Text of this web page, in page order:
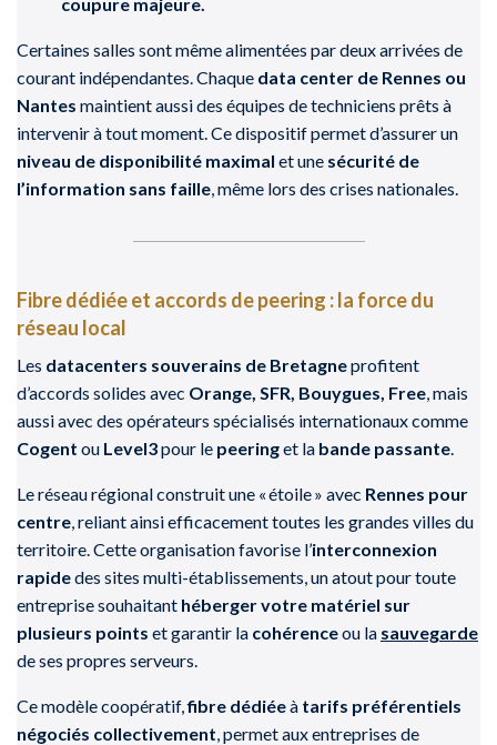
Certaines salles sont même alimentées par deux arrivées de
courant indépendantes. Chaque data center de Rennes ou
Nantes maintient aussi des équipes de techniciens prêts à
intervenir à tout moment. Ce dispositif permet d’assurer un
niveau de disponibilité maximal et une sécurité de
l’information sans faille, même lors des crises nationales.
Fibre dédiée et accords de peering : la force du
réseau local
Les datacenters souverains de Bretagneprofitent
d’accords solides avec Orange, SFR, Bouygues, Free, mais
aussi avec des opérateurs spécialisés internationaux comme
Cogent ou Level3pour le peeringet la bande passante.
Le réseau régional construit une « étoile » avec Rennes pour
centre, reliant ainsi efficacement toutes les grandes villes du
territoire. Cette organisation favorise l’interconnexion
rapidedes sites multi-établissements, un atout pour toute
entreprise souhaitant héberger votre matériel sur
plusieurs points et garantir la cohérenceou la sauvegarde
de ses propres serveurs.
Ce modèle coopératif,fibre dédiéeà tarifs préférentiels
négociés collectivement, permet aux entreprises de